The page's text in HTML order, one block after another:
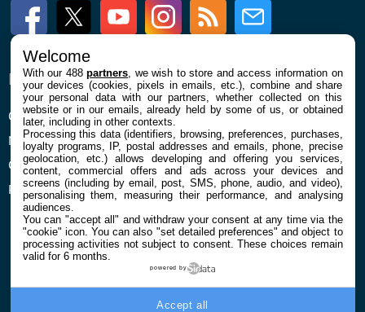
FacebookTwitter Youtube InstagramRSS Newsletter
ENTREPRISE
Qui sommes nous
Mentions légales et CGU
Confidentialité et Cookies
Préférences cookies
À PROPOS
La rédaction
Contact
Welcome
With our 488partners , we wish to store and access information on
your devices (cookies, pixels in emails, etc.), combine and share
your personal data with our partners, whether collected on this
website or in our emails, already held by some of us, or obtained
later, including in other contexts.
Processing this data (identifiers, browsing, preferences, purchases,
loyalty programs, IP, postal addresses and emails, phone, precise
geolocation, etc.) allows developing and offering you services,
content, commercial offers and ads across your devices and
screens (including by email, post, SMS, phone, audio, and video),
personalising them, measuring their performance, and analysing
audiences.
You can "accept all" and withdraw your consent at any time via the
"cookie" icon. You can also "set detailed preferences" and object to
processing activities not subject to consent. These choices remain
valid for 6 months.
powered by
Accept all